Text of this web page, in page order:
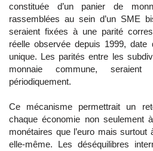
constituée d’un panier de
rassemblées au sein d’un SME
seraient fixées à une parité
réelle observée depuis 1999,
unique. Les parités entre les
monnaie commune,
périodiquement.
Ce mécanisme permettrait un
chaque économie non seulement
monétaires que l’euro mais surtout
elle-même. Les déséquilibres